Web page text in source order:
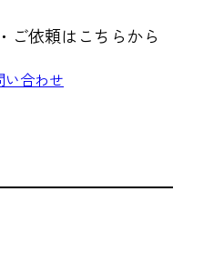
ご依頼はこちらから
い合わせ